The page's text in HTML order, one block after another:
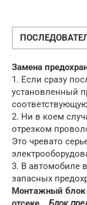
Замена
1. Если сразу
установленный
2. Ни в коем
отрезком
Это чревато
3. В автомобиле
запасных
Монтажный блок